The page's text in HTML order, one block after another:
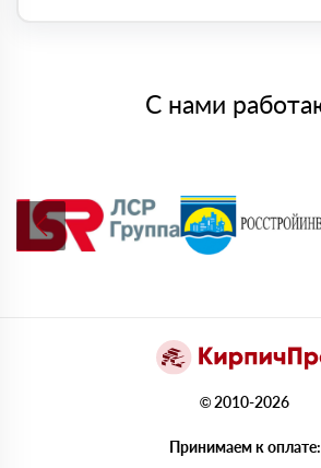
С нами
© 2010-2026
Принимаем к оплате: